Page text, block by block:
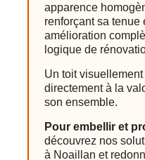
apparence
renforçant sa tenue
amélioration
logique de
Un toit
directement à la
son ensemble.
Pour embellir et
découvrez nos
à Noaillan et